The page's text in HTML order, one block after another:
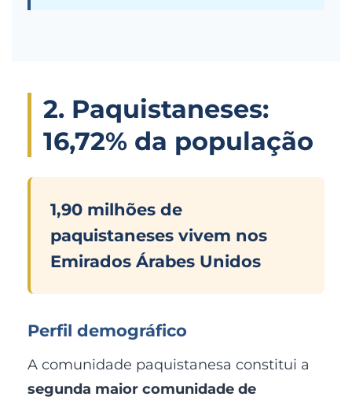
2. Paquistaneses:
16,72% da população
1,90 milhões de
paquistaneses vivem nos
Emirados Árabes Unidos
Perfil demográfico
A comunidade paquistanesa constitui a
segunda maior comunidade de